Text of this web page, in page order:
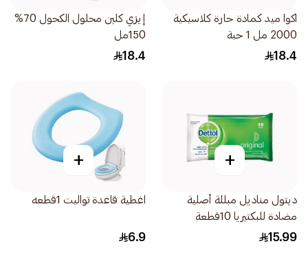
اكوا ميد كمادة حارة كلاسيكية
2000 مل 1 حبة
18.4
إيزي كلين محلول الكحول 70%
150مل
18.4
+
ديتول مناديل مبللة أصلية
مضادة للبكتيريا 10قطعة
15.99
+
اغطية قاعدة تواليت 1قطعه
6.9